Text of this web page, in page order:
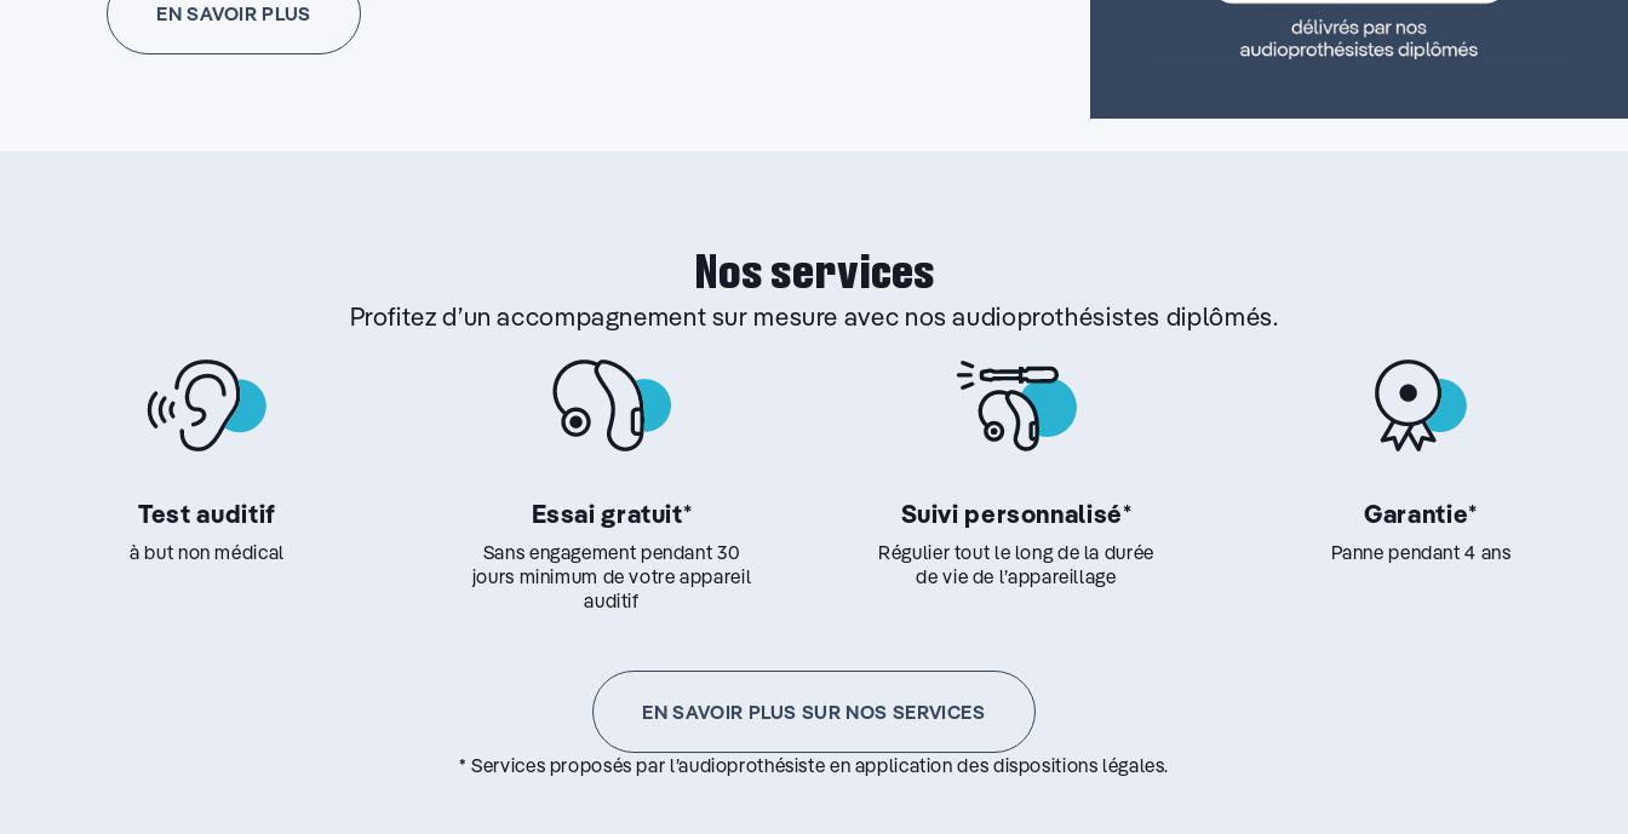
EN SAVOIR PLUS
Nos services
Profitez d’un accompagnement sur mesure avec nos audioprothésistes diplômés.
Test auditif
à but non médical
Essai gratuit*
Sans engagement pendant 30
jours minimum de votre appareil
auditif
Suivi personnalisé*
Régulier tout le long de la durée
de vie de l’appareillage
Garantie*
Panne pendant 4 ans
EN SAVOIR PLUS SUR NOS SERVICES
* Services proposés par l’audioprothésiste en application des dispositions légales.